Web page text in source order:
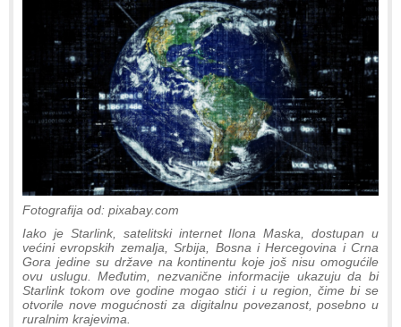
Fotografija od: pixabay.com
Iako je Starlink, satelitski internet Ilona Maska, dostupan u
većini evropskih zemalja, Srbija, Bosna i Hercegovina i Crna
Gora jedine su države na kontinentu koje još nisu omogućile
ovu uslugu. Međutim, nezvanične informacije ukazuju da bi
Starlink tokom ove godine mogao stići i u region, čime bi se
otvorile nove mogućnosti za digitalnu povezanost, posebno u
ruralnim krajevima.